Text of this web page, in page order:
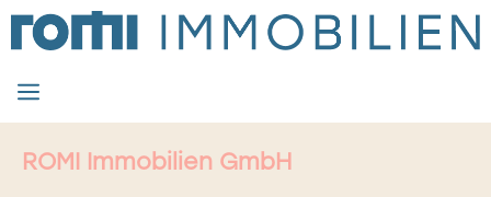
Zum
Inhalt
springen
MENÜ
ROMI Immobilien GmbH